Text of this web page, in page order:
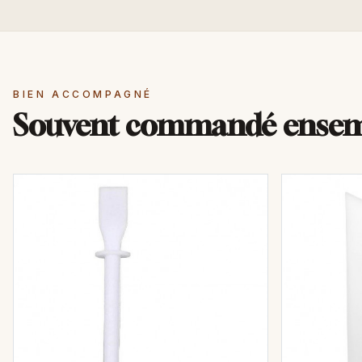
BIEN ACCOMPAGNÉ
Souvent commandé